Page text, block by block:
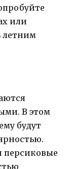
или
летним
В этом
будут
персиковые